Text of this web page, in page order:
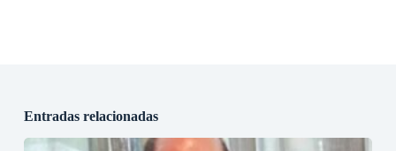
Entradas relacionadas